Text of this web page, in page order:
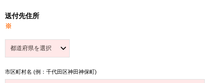
送付先住所
※
市区町村名 (例：千代田区神田神保町)